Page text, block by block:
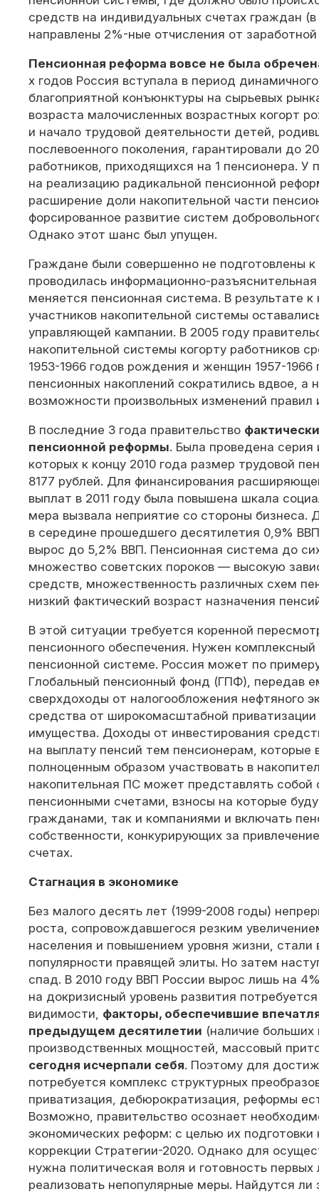
средств на индивидуальных счетах граждан
направлены 2%-ные отчисления от
Пенсионная реформа вовсе не была
х годов Россия вступала в период
благоприятной конъюнктуры на сырьевых
возраста малочисленных возрастных когорт
и начало трудовой деятельности детей,
послевоенного поколения, гарантировали до
работников, приходящихся на 1 пенсионера. У
на реализацию радикальной пенсионной
расширение доли накопительной части
форсированное развитие систем
Однако этот шанс был упущен.
Граждане были совершенно не подготовлены
проводилась информационно-
меняется пенсионная система. В результате к
участников накопительной системы
управляющей кампании. В 2005 году
накопительной системы когорту работников
1953-1966 годов рождения и женщин 1957-1966
пенсионных накоплений сократились вдвое, а
возможности произвольных изменений правил
В последние 3 года правительство
пенсионной реформы. Была проведена серия
которых к концу 2010 года размер трудовой
8177 рублей. Для финансирования
выплат в 2011 году была повышена шкала
мера вызвала неприятие со стороны
в середине прошедшего десятилетия 0,9%
вырос до 5,2% ВВП. Пенсионная система до
множество советских пороков — высокую
средств, множественность различных схем
низкий фактический возраст назначения
В этой ситуации требуется коренной
пенсионного обеспечения. Нужен
пенсионной системе. Россия может по
Глобальный пенсионный фонд (ГПФ), передав
сверхдоходы от налогообложения нефтяного
средства от широкомасштабной приватизации
имущества. Доходы от инвестирования
на выплату пенсий тем пенсионерам, которые
полноценным образом участвовать в
накопительная ПС может представлять
пенсионными счетами, взносы на которые
гражданами, так и компаниями и включать
собственности, конкурирующих за
счетах.
Стагнация в экономике
Без малого десять лет (1999-2008 годы)
роста, сопровождавшегося резким
населения и повышением уровня жизни,
популярности правящей элиты. Но затем
спад. В 2010 году ВВП России вырос лишь на
на докризисный уровень развития
видимости, факторы, обеспечившие
предыдущем десятилетии (наличие
производственных мощностей, массовый
сегодня исчерпали себя. Поэтому для
потребуется комплекс структурных
приватизация, дебюрократизация, реформы
Возможно, правительство осознает
экономических реформ: с целью их подготовки
коррекции Стратегии-2020. Однако для
нужна политическая воля и готовность первых
реализовать непопулярные меры. Найдутся ли